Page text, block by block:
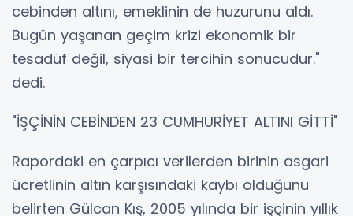
cebinden altını, emeklinin de huzurunu aldı.
Bugün yaşanan geçim krizi ekonomik bir
tesadüf değil, siyasi bir tercihin sonucudur."
dedi.
"İŞÇİNİN CEBİNDEN 23 CUMHURİYET ALTINI GİTTİ"
Rapordaki en çarpıcı verilerden birinin asgari
ücretlinin altın karşısındaki kaybı olduğunu
belirten Gülcan Kış, 2005 yılında bir işçinin yıllık